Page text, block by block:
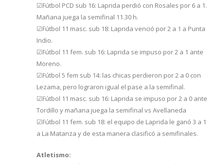
☑Fútbol PCD sub 16: Laprida perdió con Rosales por 6 a 1.
Mañana juega la semifinal 11.30 h.
☑Fútbol 11 masc. sub 18: Laprida venció por 2 a 1 a Punta
Indio.
☑Fútbol 11 fem. sub 16: Laprida se impuso por 2 a 1 ante
Moreno.
☑Fútbol 5 fem sub 14: las chicas perdieron por 2 a 0 con
Lezama, pero lograron igual el pase a la semifinal.
☑Fútbol 11 masc. sub 16: Laprida se impuso por 2 a 0 ante
Tordillo y mañana juega la semifinal vs Avellaneda
☑Fútbol 11 fem. sub 18: el equipo de Laprida le ganó 3 a 1
a La Matanza y de esta manera clasificó a semifinales.
Atletismo: